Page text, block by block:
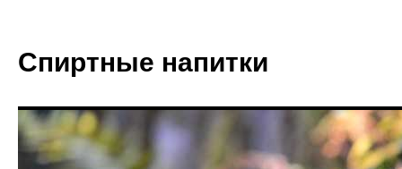
Спиртные напитки